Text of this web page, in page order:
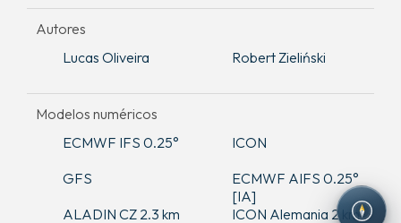
Autores
Lucas Oliveira
Robert Zieliński
Modelos numéricos
ECMWF IFS 0.25°
ICON
GFS
ECMWF AIFS 0.25°
[IA]
ALADIN CZ 2.3 km
ICON Alemania 2 km